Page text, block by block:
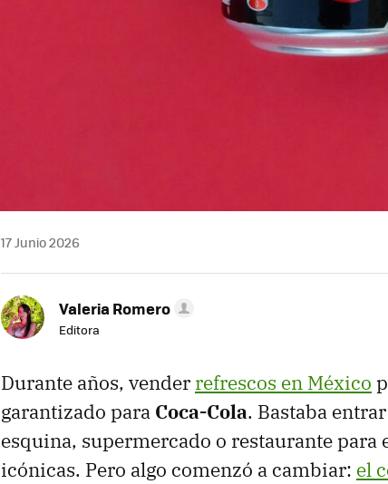
17 Junio 2026
Valeria Romero
Editora
Durante años, vender refrescos en México
garantizado para Coca-Cola. Bastaba
esquina, supermercado o restaurante para
icónicas. Pero algo comenzó a cambiar: el